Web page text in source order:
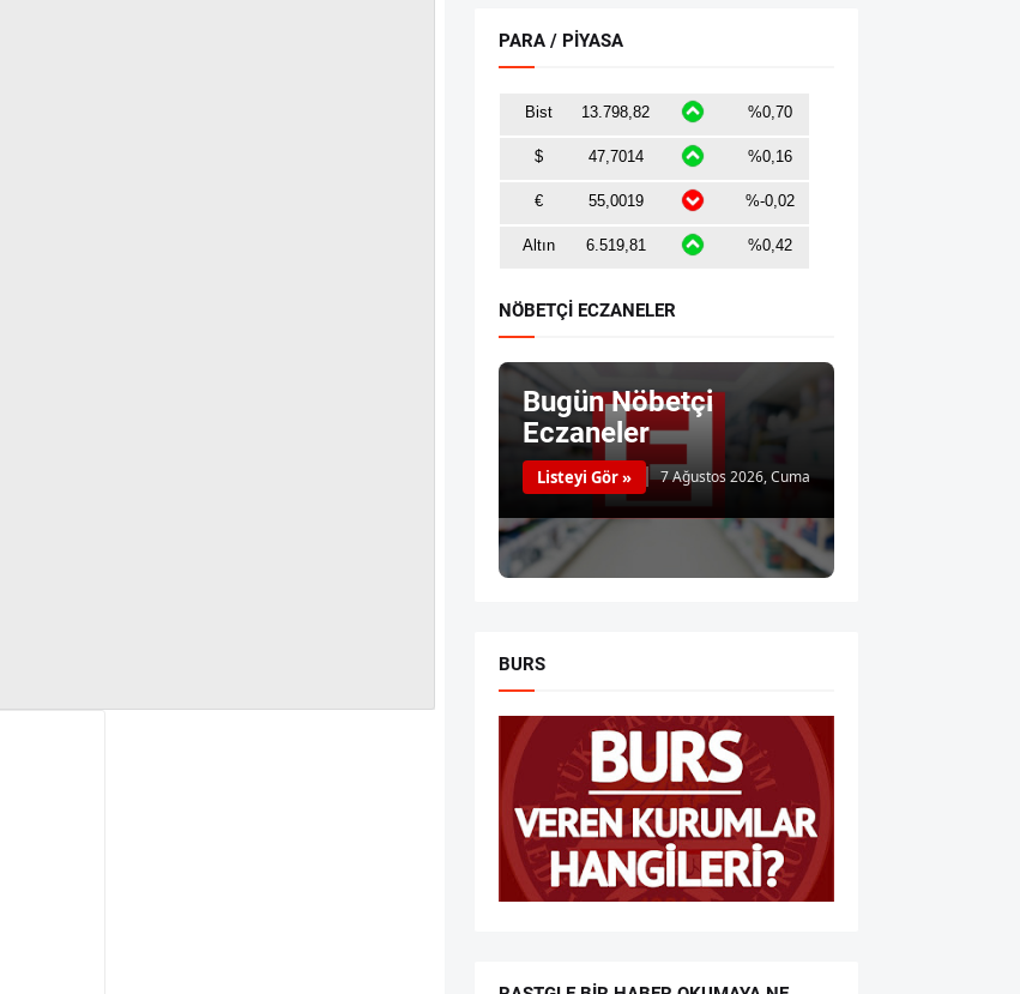
PARA / PİYASA
NÖBETÇİ ECZANELER
Bugün Nöbetçi
Eczaneler
Listeyi Gör » 7 Ağustos 2026, Cuma
BURS